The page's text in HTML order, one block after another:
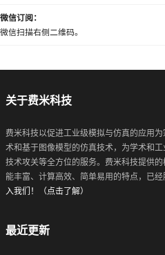
微信订阅：
微信扫描右侧二维码。
关于费米科技
费米科技以促进工业级模拟与仿真的应用
术和基于图像模型的仿真技术，为学术和
技术攻关等全方位的服务。费米科技提供
能丰富、计算高效、简单易用的特点，已经
入我们！（点击了解）
最近更新